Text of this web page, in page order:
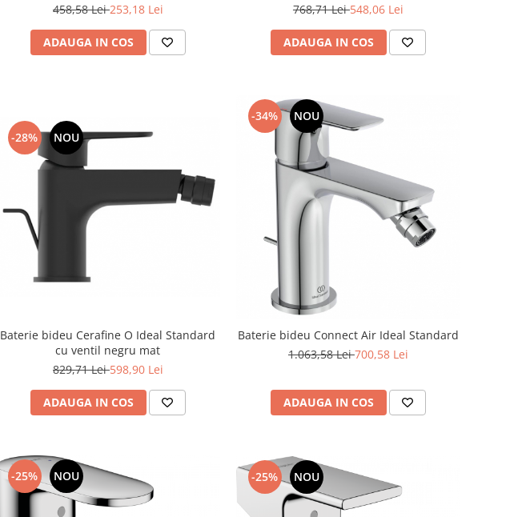
458,58 Lei253,18 Lei
ADAUGA IN COS
768,71 Lei548,06 Lei
ADAUGA IN COS
-28% NOU
Baterie bideu Cerafine O Ideal Standard
cu ventil negru mat
829,71 Lei598,90 Lei
ADAUGA IN COS
-34% NOU
Baterie bideu Connect Air Ideal Standard
1.063,58 Lei700,58 Lei
ADAUGA IN COS
-25% NOU -25% NOU